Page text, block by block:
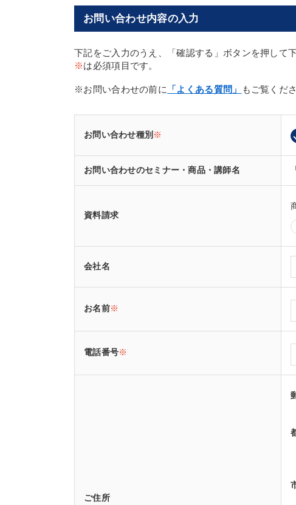
お問い合わせ内容の入力
下記をご入力のうえ、「確認する」ボタンを押して下
※は必須項目です。
※お問い合わせの前に 「よくある質問」 もご覧くださ
お問い合わせ種別 ※
お問い合わせのセミナー・商品・講師名
資料請求
会社名
お名前※
電話番号※
ご住所